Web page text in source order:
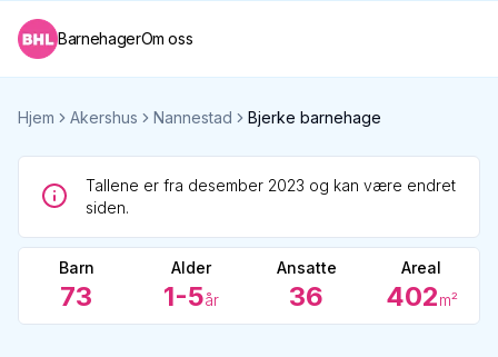
BarnehagerOm oss
Hjem Akershus Nannestad Bjerke barnehage
Tallene er fra desember 2023 og kan være endret
siden.
Barn
73
Alder
1-5år
Ansatte
36
Areal
402m²